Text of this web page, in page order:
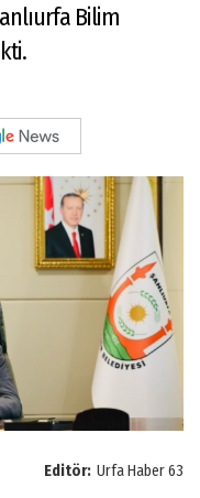
Bilim
Editör: Urfa Haber 63